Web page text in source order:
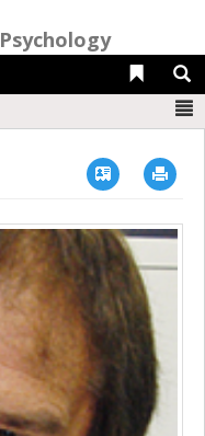
Psychology
Liens
Vcard